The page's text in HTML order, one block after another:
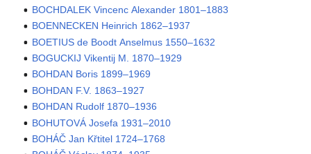
BOCHDALEK Vincenc Alexander 1801–1883
BOENNECKEN Heinrich 1862–1937
BOETIUS de Boodt Anselmus 1550–1632
BOGUCKIJ Vikentij M. 1870–1929
BOHDAN Boris 1899–1969
BOHDAN F.V. 1863–1927
BOHDAN Rudolf 1870–1936
BOHUTOVÁ Josefa 1931–2010
BOHÁČ Jan Křtitel 1724–1768